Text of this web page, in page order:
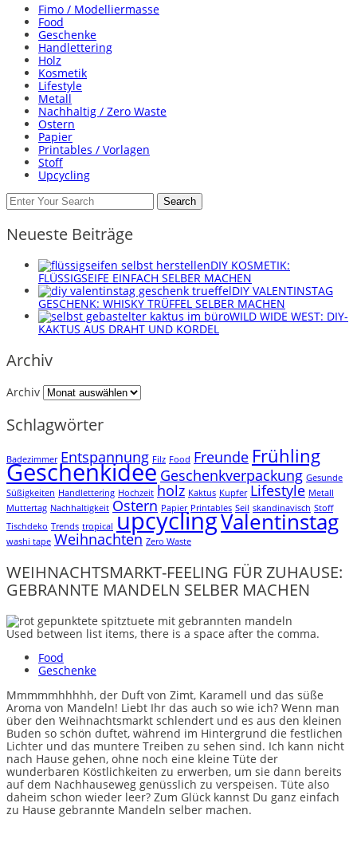
Fimo / Modelliermasse
Food
Geschenke
Handlettering
Holz
Kosmetik
Lifestyle
Metall
Nachhaltig / Zero Waste
Ostern
Papier
Printables / Vorlagen
Stoff
Upcycling
Search
Neueste Beiträge
DIY KOSMETIK:
FLÜSSIGSEIFE EINFACH SELBER MACHEN
DIY VALENTINSTAG
GESCHENK: WHISKY TRÜFFEL SELBER MACHEN
WILD WIDE WEST: DIY-
KAKTUS AUS DRAHT UND KORDEL
Archiv
Archiv
Schlagwörter
Badezimmer Entspannung Filz Food Freunde Frühling
Geschenkidee Geschenkverpackung Gesunde
Süßigkeiten Handlettering Hochzeit holz Kaktus Kupfer Lifestyle Metall
Muttertag Nachhaltigkeit Ostern Papier Printables Seil skandinavisch Stoff
Tischdeko Trends tropical upcyclingValentinstag
washi tape Weihnachten Zero Waste
WEIHNACHTSMARKT-FEELING FÜR ZUHAUSE:
GEBRANNTE MANDELN SELBER MACHEN
Used between list items, there is a space after the comma.
Food
Geschenke
Mmmmmhhhhh, der Duft von Zimt, Karamell und das süße
Aroma von Mandeln! Liebt Ihr das auch so wie ich? Wenn man
über den Weihnachtsmarkt schlendert und es aus den kleinen
Buden so schön duftet, während im Hintergrund die festlichen
Lichter und das muntere Treiben zu sehen sind. Ich kann nicht
nach Hause gehen, ohne noch eine kleine Tüte der
wunderbaren Köstlichkeiten zu erwerben, um sie dann bereits
auf dem Nachhauseweg genüsslich zu verspeisen. Tüte also
daheim schon wieder leer? Zum Glück kannst Du ganz einfach
zu Hause gebrannte Mandeln selber machen.